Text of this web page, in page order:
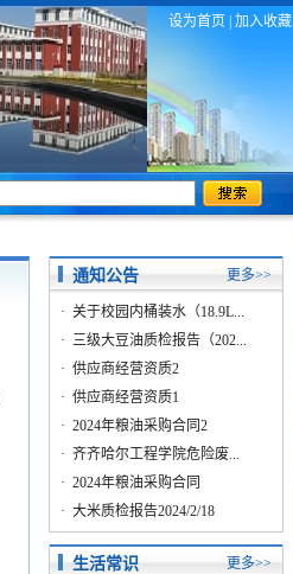
设为首页 加入收藏
通知公告 更多>>
· 关于校园内桶装水（18.9L...
· 三级大豆油质检报告（202...
· 供应商经营资质2
· 供应商经营资质1
· 2024年粮油采购合同2
· 齐齐哈尔工程学院危险废...
· 2024年粮油采购合同
· 大米质检报告2024/2/18
生活常识 更多>>